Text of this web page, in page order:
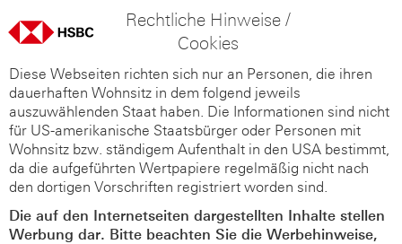
Rechtliche Hinweise /
Cookies
Diese Webseiten richten sich nur an Personen, die ihren
dauerhaften Wohnsitz in dem folgend jeweils
auszuwählenden Staat haben. Die Informationen sind nicht
für US-amerikanische Staatsbürger oder Personen mit
Wohnsitz bzw. ständigem Aufenthalt in den USA bestimmt,
da die aufgeführten Wertpapiere regelmäßig nicht nach
den dortigen Vorschriften registriert worden sind.
Die auf den Internetseiten dargestellten Inhalte stellen
Werbung dar. Bitte beachten Sie die Werbehinweise,